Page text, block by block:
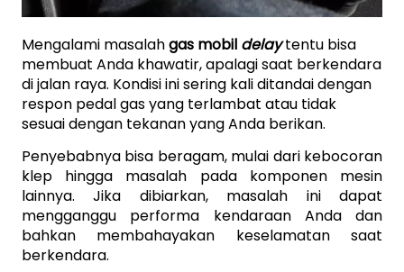
Mengalami masalah gas mobil delay tentu bisa
membuat Anda khawatir, apalagi saat berkendara
di jalan raya. Kondisi ini sering kali ditandai dengan
respon pedal gas yang terlambat atau tidak
sesuai dengan tekanan yang Anda berikan.
Penyebabnya bisa beragam, mulai dari kebocoran
klep hingga masalah pada komponen mesin
lainnya. Jika dibiarkan, masalah ini dapat
mengganggu performa kendaraan Anda dan
bahkan membahayakan keselamatan saat
berkendara.